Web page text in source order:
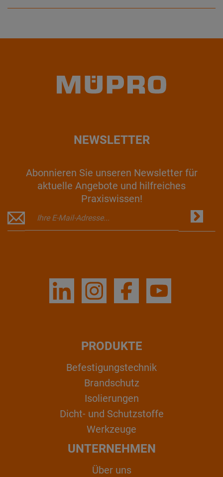
NEWSLETTER
Abonnieren Sie unseren Newsletter für
aktuelle Angebote und hilfreiches
Praxiswissen!
PRODUKTE
Befestigungstechnik
Brandschutz
Isolierungen
Dicht- und Schutzstoffe
Werkzeuge
UNTERNEHMEN
Über uns